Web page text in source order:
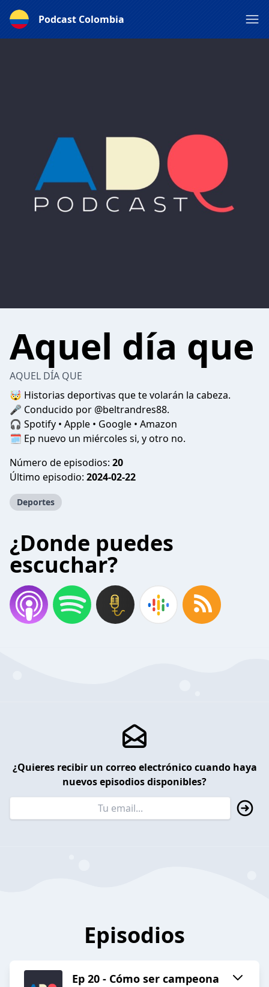
Podcast Colombia
Aquel día que
AQUEL DÍA QUE
🤯 Historias deportivas que te volarán la cabeza.
🎤 Conducido por @beltrandres88.
🎧 Spotify • Apple • Google • Amazon
🗓️ Ep nuevo un miércoles si, y otro no.
Número de episodios: 20
Último episodio: 2024-02-22
Deportes
¿Donde puedes
escuchar?
¿Quieres recibir un correo electrónico cuando haya
nuevos episodios disponibles?
Episodios
Ep 20 - Cómo ser campeona